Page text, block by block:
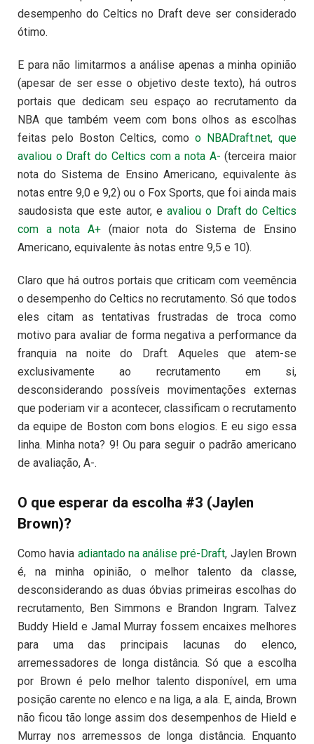
desempenho do Celtics no Draft deve ser considerado
ótimo.
E para não limitarmos a análise apenas a minha opinião
(apesar de ser esse o objetivo deste texto), há outros
portais que dedicam seu espaço ao recrutamento da
NBA que também veem com bons olhos as escolhas
feitas pelo Boston Celtics, como o NBADraft.net, que
avaliou o Draft do Celtics com a nota A- (terceira maior
nota do Sistema de Ensino Americano, equivalente às
notas entre 9,0 e 9,2) ou o Fox Sports, que foi ainda mais
saudosista que este autor, eavaliou o Draft do Celtics
com a nota A+ (maior nota do Sistema de Ensino
Americano, equivalente às notas entre 9,5 e 10).
Claro que há outros portais que criticam com veemência
o desempenho do Celtics no recrutamento. Só que todos
eles citam as tentativas frustradas de troca como
motivo para avaliar de forma negativa a performance da
franquia na noite do Draft. Aqueles que atem-se
exclusivamente ao recrutamento em si,
desconsiderando possíveis movimentações externas
que poderiam vir a acontecer, classificam o recrutamento
da equipe de Boston com bons elogios. E eu sigo essa
linha. Minha nota? 9! Ou para seguir o padrão americano
de avaliação, A-.
O que esperar da escolha #3 (Jaylen
Brown)?
Como havia adiantado na análise pré-Draft, Jaylen Brown
é, na minha opinião, o melhor talento da classe,
desconsiderando as duas óbvias primeiras escolhas do
recrutamento, Ben Simmons e Brandon Ingram. Talvez
Buddy Hield e Jamal Murray fossem encaixes melhores
para uma das principais lacunas do elenco,
arremessadores de longa distância. Só que a escolha
por Brown é pelo melhor talento disponível, em uma
posição carente no elenco e na liga, a ala. E, ainda, Brown
não ficou tão longe assim dos desempenhos de Hield e
Murray nos arremessos de longa distância. Enquanto